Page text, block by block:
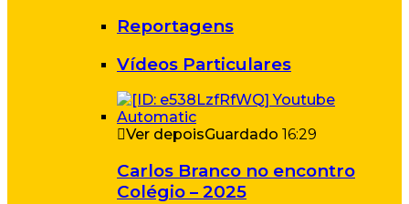
Reportagens
Vídeos Particulares
Ver depoisGuardado 16:29
Carlos Branco no encontro
Colégio – 2025